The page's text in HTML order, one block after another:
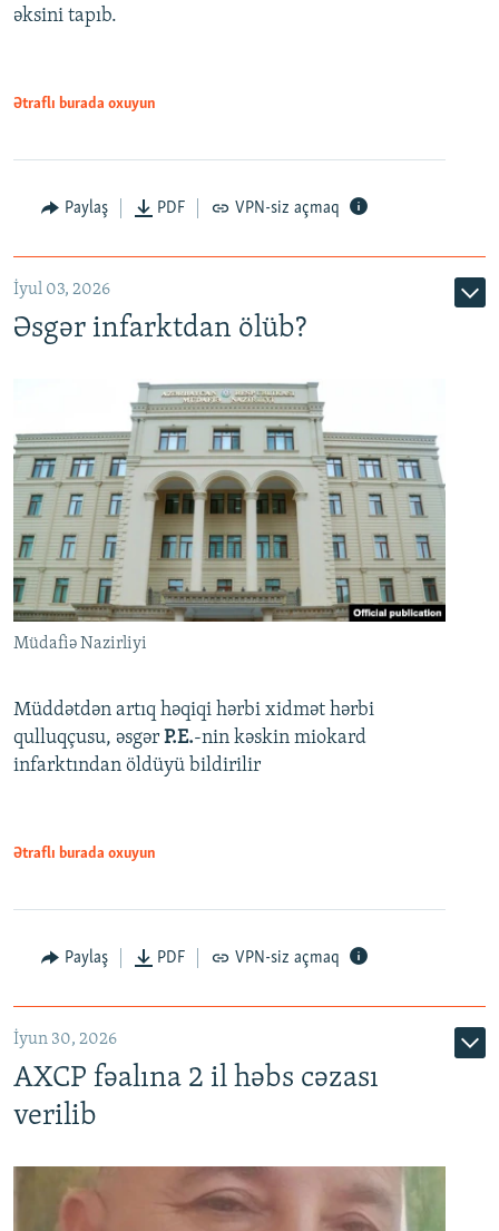
Auto 240p 360p 480p
720p 1080p
əksini tapıb.
Ətraflı burada oxuyun
Paylaş PDF VPN-siz açmaq
İyul 03, 2026
Əsgər infarktdan ölüb?
Müdafiə Nazirliyi
Müddətdən artıq həqiqi hərbi xidmət hərbi
qulluqçusu, əsgər P.E.-nin kəskin miokard
infarktından öldüyü bildirilir
Ətraflı burada oxuyun
Paylaş PDF VPN-siz açmaq
İyun 30, 2026
AXCP fəalına 2 il həbs cəzası
verilib